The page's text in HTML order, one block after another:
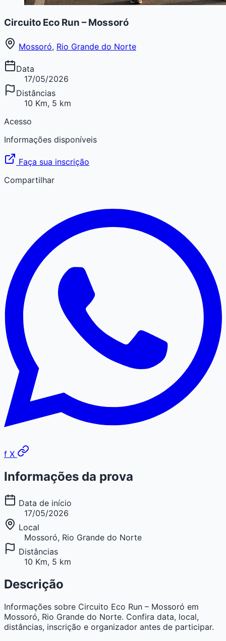
Circuito Eco Run – Mossoró
Mossoró, Rio Grande do Norte
Data
17/05/2026
Distâncias
10 Km, 5 km
Acesso
Informações disponíveis
Faça sua inscrição
Compartilhar
f X
Informações da prova
Data de início
17/05/2026
Local
Mossoró, Rio Grande do Norte
Distâncias
10 Km, 5 km
Descrição
Informações sobre Circuito Eco Run – Mossoró em
Mossoró, Rio Grande do Norte. Confira data, local,
distâncias, inscrição e organizador antes de participar.